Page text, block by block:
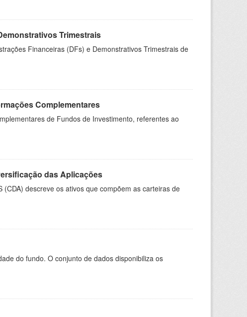
Trimestrais
Financeiras (DFs) e Demonstrativos Trimestrais de
Complementares
de Fundos de Investimento, referentes ao
das Aplicações
(CDA) descreve os ativos que compõem as carteiras de
do fundo. O conjunto de dados disponibiliza os